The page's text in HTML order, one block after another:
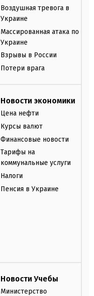
Воздушная тревога в
Украине
Массированная атака по
Украине
Взрывы в России
Потери врага
Новости экономики
Цена нефти
Курсы валют
Финансовые новости
Тарифы на
коммунальные услуги
Налоги
Пенсия в Украине
Новости Учебы
Министерство